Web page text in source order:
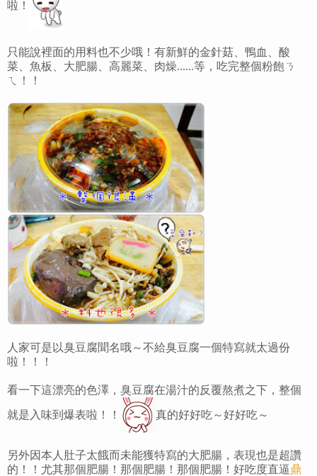
啦！
只能說裡面的用料也不少哦！有新鮮的金針菇、鴨血、酸
菜、魚板、大肥腸、高麗菜、肉燥......等，吃完整個粉飽ㄋ
ㄟ！！
人家可是以臭豆腐聞名哦～不給臭豆腐一個特寫就太過份
啦！！！
看一下這漂亮的色澤，臭豆腐在湯汁的反覆熬煮之下，整個
就是入味到爆表啦！！ 真的好好吃～好好吃～
另外因本人肚子太餓而未能獲特寫的大肥腸，表現也是超讚
的！！尤其那個肥腸！那個肥腸！那個肥腸！好吃度直逼鼎